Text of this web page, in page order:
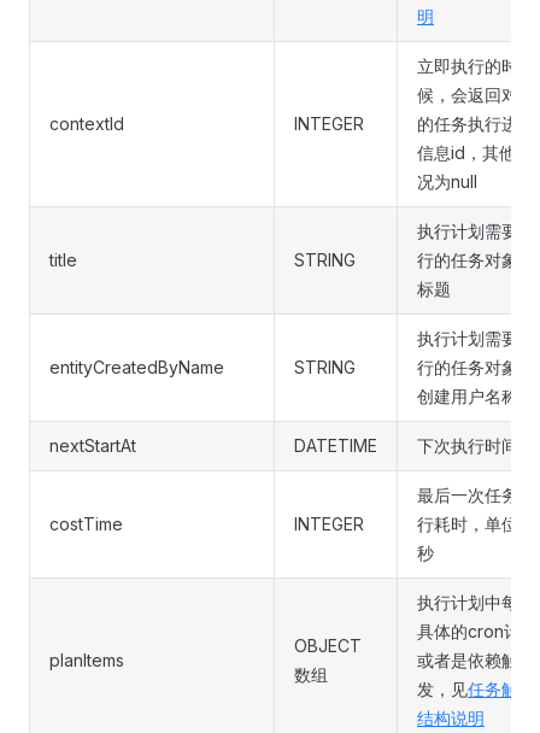
明
contextId INTEGER
立即执行的时
候，会返回对应
的任务执行进度
信息id，其他情
况为null
title STRING
执行计划需要执
行的任务对象的
标题
entityCreatedByName STRING
执行计划需要执
行的任务对象的
创建用户名称
nextStartAt DATETIME 下次执行时间
costTime INTEGER
最后一次任务执
行耗时，单位是
秒
planItems
OBJECT
数组
执行计划中每条
具体的cron计划
或者是依赖触
发，见任务触发
结构说明